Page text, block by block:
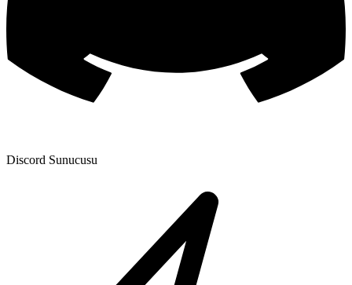
Discord Sunucusu